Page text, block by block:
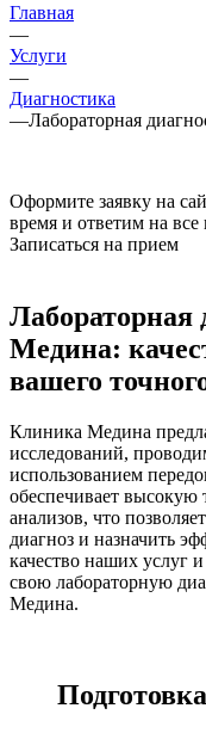
Главная
—
Услуги
—
Диагностика
—Лабораторная
Оформите заявку на
время и ответим на
Записаться на прием
Лабораторная
Медина:
вашего
Клиника Медина
исследований,
использованием
обеспечивает высокую
анализов, что
диагноз и назначить
качество наших услуг
свою лабораторную
Медина.